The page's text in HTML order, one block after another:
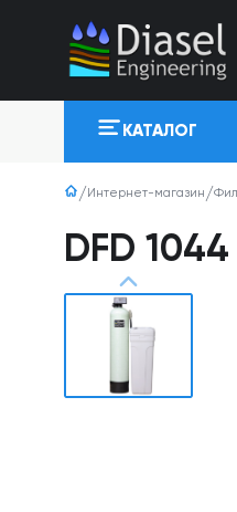
КАТАЛОГ
Интернет-магазин
DFD 1044